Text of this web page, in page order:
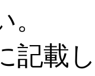
記載